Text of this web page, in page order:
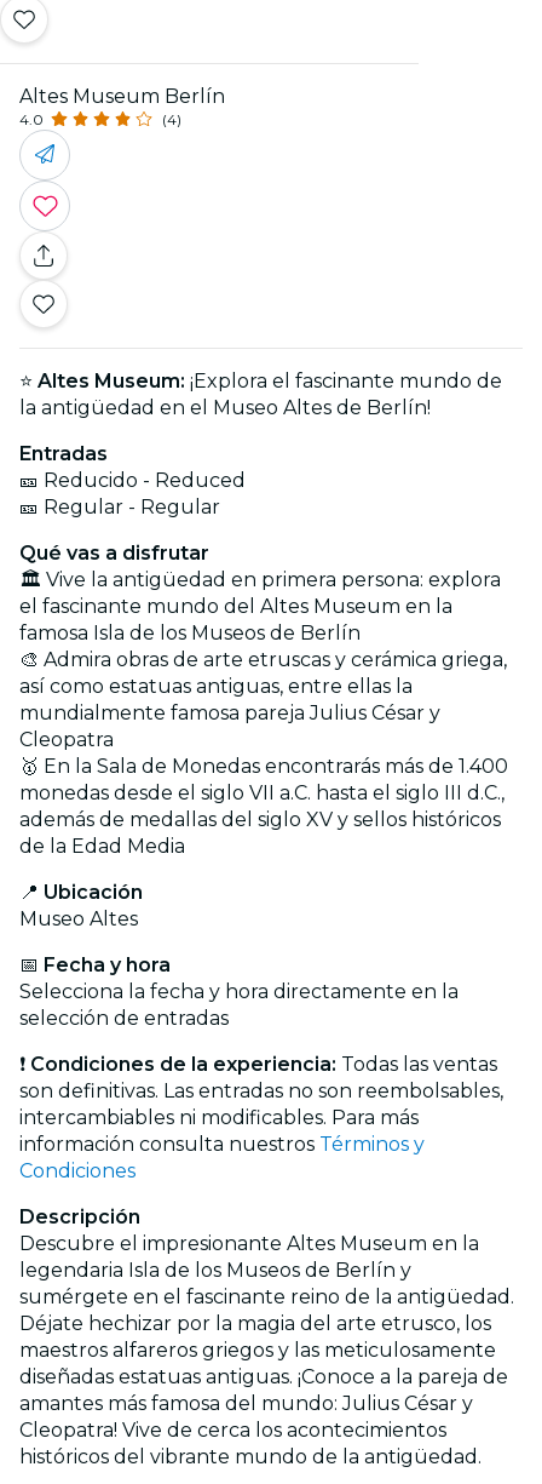
Altes Museum Berlín
4.0 (4)
⭐ Altes Museum: ¡Explora el fascinante mundo de
la antigüedad en el Museo Altes de Berlín!
Entradas
🎫 Reducido - Reduced
🎫 Regular - Regular
Qué vas a disfrutar
🏛️ Vive la antigüedad en primera persona: explora
el fascinante mundo del Altes Museum en la
famosa Isla de los Museos de Berlín
🎨 Admira obras de arte etruscas y cerámica griega,
así como estatuas antiguas, entre ellas la
mundialmente famosa pareja Julius César y
Cleopatra
🥇 En la Sala de Monedas encontrarás más de 1.400
monedas desde el siglo VII a.C. hasta el siglo III d.C.,
además de medallas del siglo XV y sellos históricos
de la Edad Media
📍 Ubicación
Museo Altes
📅 Fecha y hora
Selecciona la fecha y hora directamente en la
selección de entradas
❗ Condiciones de la experiencia: Todas las ventas
son definitivas. Las entradas no son reembolsables,
intercambiables ni modificables. Para más
información consulta nuestros Términos y
Condiciones
Descripción
Descubre el impresionante Altes Museum en la
legendaria Isla de los Museos de Berlín y
sumérgete en el fascinante reino de la antigüedad.
Déjate hechizar por la magia del arte etrusco, los
maestros alfareros griegos y las meticulosamente
diseñadas estatuas antiguas. ¡Conoce a la pareja de
amantes más famosa del mundo: Julius César y
Cleopatra! Vive de cerca los acontecimientos
históricos del vibrante mundo de la antigüedad.